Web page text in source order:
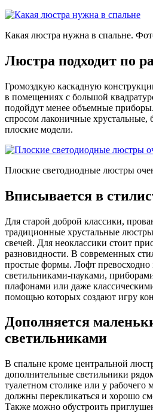
Какая люстра нужна в спальне.
Люстра подходит по
Громоздкую каскадную
в помещениях с большой
подойдут менее объемные
спросом лаконичные
плоские модели.
Плоские светодиодные люстры
Вписывается в
Для старой доброй классики,
традиционные хрустальные
свечей. Для неоклассики стоит
разновидности. В современных
простые формы. Лофт превосходно
светильниками-пауками,
плафонами или даже
помощью которых создают игру
Дополняется
светильниками
В спальне кроме центральной
дополнительные светильники
туалетном столике или у
должны перекликаться и хорошо
Также можно обустроить